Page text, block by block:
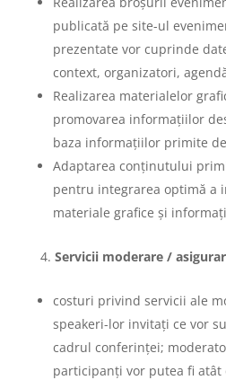
publicată pe site-ul
prezentate vor cuprinde
context, organizatori,
Realizarea materialelor
promovarea informațiilor
baza informațiilor primite
Adaptarea conținutului
pentru integrarea optimă a
materiale grafice și
Servicii moderare /
costuri privind servicii ale
speakeri-lor invitați ce vor
cadrul conferinței;
participanți vor putea fi